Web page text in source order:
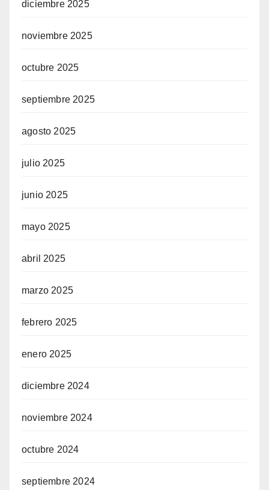
diciembre 2025
noviembre 2025
octubre 2025
septiembre 2025
agosto 2025
julio 2025
junio 2025
mayo 2025
abril 2025
marzo 2025
febrero 2025
enero 2025
diciembre 2024
noviembre 2024
octubre 2024
septiembre 2024